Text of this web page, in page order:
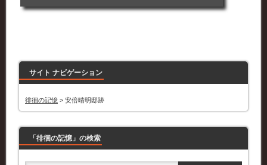
サイト ナビゲーション
徘徊の記憶 > 安倍晴明邸跡
「徘徊の記憶」の検索